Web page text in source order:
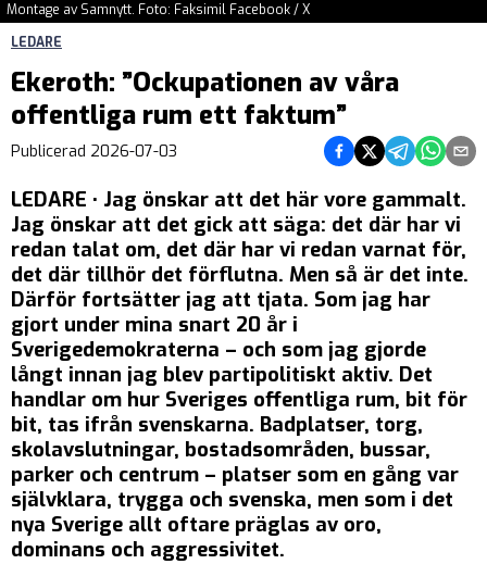
Montage av Samnytt. Foto: Faksimil Facebook / X
LEDARE
Ekeroth: ”Ockupationen av våra
offentliga rum ett faktum”
Publicerad 2026-07-03 Dela på Facebook
Dela på Twitter
Dela påDela på
Dela
LEDARE • Jag önskar att det här vore gammalt.
Jag önskar att det gick att säga: det där har vi
redan talat om, det där har vi redan varnat för,
det där tillhör det förflutna. Men så är det inte.
Därför fortsätter jag att tjata. Som jag har
gjort under mina snart 20 år i
Sverigedemokraterna – och som jag gjorde
långt innan jag blev partipolitiskt aktiv. Det
handlar om hur Sveriges offentliga rum, bit för
bit, tas ifrån svenskarna. Badplatser, torg,
skolavslutningar, bostadsområden, bussar,
parker och centrum – platser som en gång var
självklara, trygga och svenska, men som i det
nya Sverige allt oftare präglas av oro,
dominans och aggressivitet.